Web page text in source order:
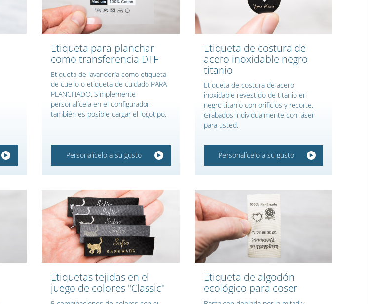
Etiqueta para planchar
como transferencia DTF
Etiqueta de lavandería como etiqueta
de cuello o etiqueta de cuidado PARA
PLANCHADO. Simplemente
personalícela en el configurador,
también es posible cargar el logotipo.
Personalícelo a su gusto
Etiqueta de costura de
acero inoxidable negro
titanio
Etiqueta de costura de acero
inoxidable revestido de titanio en
negro titanio con orificios y recorte.
Grabados individualmente con láser
para usted.
Personalícelo a su gusto
Etiquetas tejidas en el
juego de colores "Classic"
Etiqueta de algodón
ecológico para coser